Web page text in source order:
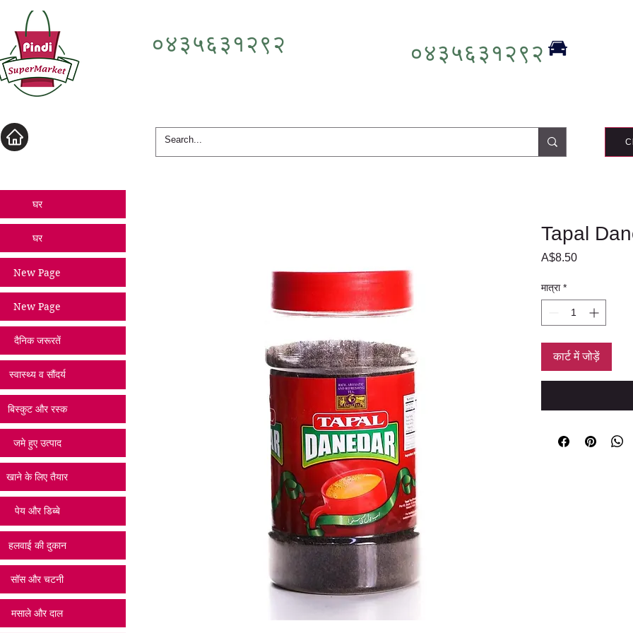
०४३५६३१२९२ ०४३५६३१२९२
घर
घर
New Page
New Page
दैनिक जरूरतें
स्वास्थ्य व सौंदर्य
बिस्कुट और रस्क
जमे हुए उत्पाद
खाने के लिए तैयार
पेय और डिब्बे
हलवाई की दुकान
सॉस और चटनी
मसाले और दाल
Tapal
A$8.50मूल्य
मात्रा *
कार्ट में जोड़ें